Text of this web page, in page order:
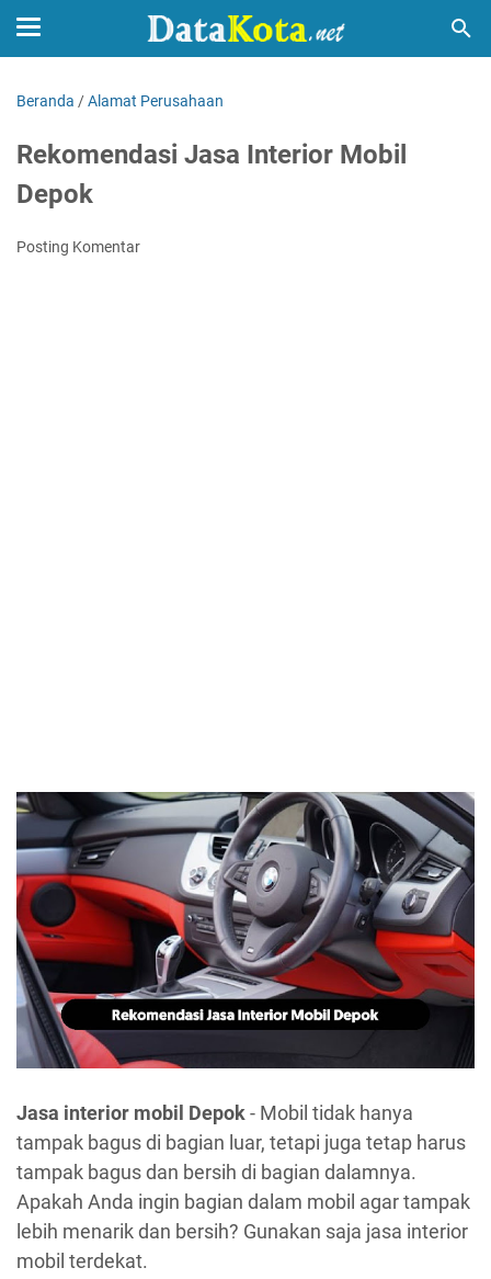
Beranda /Alamat Perusahaan
Rekomendasi Jasa Interior Mobil
Depok
Posting Komentar
Jasa interior mobil Depok- Mobil tidak hanya
tampak bagus di bagian luar, tetapi juga tetap harus
tampak bagus dan bersih di bagian dalamnya.
Apakah Anda ingin bagian dalam mobil agar tampak
lebih menarik dan bersih? Gunakan saja jasa interior
mobil terdekat.